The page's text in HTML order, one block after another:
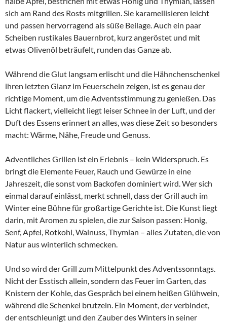
sich am Rand des Rosts mitgrillen. Sie karamellisieren leicht
und passen hervorragend als süße Beilage. Auch ein paar
Scheiben rustikales Bauernbrot, kurz angeröstet und mit
etwas Olivenöl beträufelt, runden das Ganze ab.
Während die Glut langsam erlischt und die Hähnchenschenkel
ihren letzten Glanz im Feuerschein zeigen, ist es genau der
richtige Moment, um die Adventsstimmung zu genießen. Das
Licht flackert, vielleicht liegt leiser Schnee in der Luft, und der
Duft des Essens erinnert an alles, was diese Zeit so besonders
macht: Wärme, Nähe, Freude und Genuss.
Adventliches Grillen ist ein Erlebnis – kein Widerspruch. Es
bringt die Elemente Feuer, Rauch und Gewürze in eine
Jahreszeit, die sonst vom Backofen dominiert wird. Wer sich
einmal darauf einlässt, merkt schnell, dass der Grill auch im
Winter eine Bühne für großartige Gerichte ist. Die Kunst liegt
darin, mit Aromen zu spielen, die zur Saison passen: Honig,
Senf, Apfel, Rotkohl, Walnuss, Thymian – alles Zutaten, die von
Natur aus winterlich schmecken.
Und so wird der Grill zum Mittelpunkt des Adventssonntags.
Nicht der Esstisch allein, sondern das Feuer im Garten, das
Knistern der Kohle, das Gespräch bei einem heißen Glühwein,
während die Schenkel brutzeln. Ein Moment, der verbindet,
der entschleunigt und den Zauber des Winters in seiner